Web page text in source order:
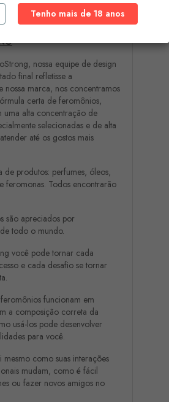
nossa equipe de design
final refletisse a
nossa marca, nos concentramos
certa de feromônios,
uma alta concentração de
selecionadas e de alta
até os gostos mais
de produtos: perfumes, óleos,
feromonas. Todos encontrarão
são apreciados por
todo o mundo.
você pode tornar cada
e cada desafio se tornar
funcionam em
a composição correta da
usá-los pode desenvolver
para você.
mesmo como suas interações
mudam, como é fácil
ou fazer novos amigos no
Tenho mais de 18 anos